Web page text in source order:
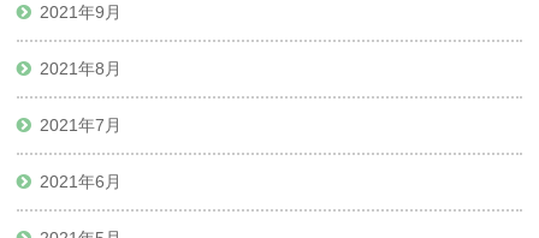
2021年9月
2021年8月
2021年7月
2021年6月